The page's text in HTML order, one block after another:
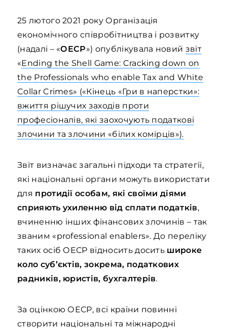
25 лютого 2021 року Організація
економічного співробітництва і розвитку
(надалі – «ОЕСР») опублікувала новий звіт
«Ending the Shell Game: Cracking down on
the Professionals who enable Tax and White
Collar Crimes» («Кінець «Гри в наперстки»:
вжиття рішучих заходів проти
професіоналів, які заохочують податкові
злочини та злочини «білих комірців»).
Звіт визначає загальні підходи та стратегії,
які національні органи можуть використати
для протидії особам, які своїми діями
сприяють ухиленню від сплати податків,
вчиненню інших фінансових злочинів – так
званим «professional enablers». До переліку
таких осіб ОЕСР відносить досить широке
коло суб’єктів, зокрема, податкових
радників, юристів, бухгалтерів.
За оцінкою ОЕСР, всі країни повинні
створити національні та міжнародні